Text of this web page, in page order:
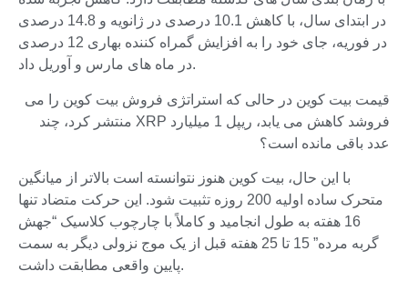
در ابتدای سال، با کاهش 10.1 درصدی در ژانویه و 14.8 درصدی
در فوریه، جای خود را به افزایش گمراه کننده بهاری 12 درصدی
در ماه های مارس و آوریل داد.
قیمت بیت کوین در حالی که استراتژی فروش بیت کوین را می
فروشد کاهش می یابد، ریپل 1 میلیارد XRP منتشر کرد، چند
عدد باقی مانده است؟
با این حال، بیت کوین هنوز نتوانسته است بالاتر از میانگین
متحرک ساده اولیه 200 روزه تثبیت شود. این حرکت متضاد تنها
16 هفته به طول انجامید و کاملاً با چارچوب کلاسیک “جهش
گربه مرده” 15 تا 25 هفته قبل از یک موج نزولی دیگر به سمت
پایین واقعی مطابقت داشت.